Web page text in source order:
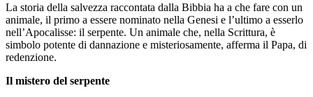
La storia della salvezza raccontata dalla Bibbia ha a che fare con un
animale, il primo a essere nominato nella Genesi e l’ultimo a esserlo
nell’Apocalisse: il serpente. Un animale che, nella Scrittura, è
simbolo potente di dannazione e misteriosamente, afferma il Papa, di
redenzione.
Il mistero del serpente